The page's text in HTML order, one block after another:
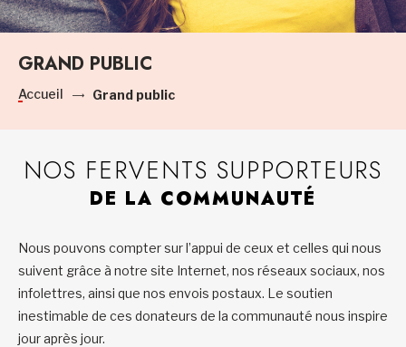
GRAND PUBLIC
Accueil Grand public
NOS FERVENTS SUPPORTEURS
DE LA COMMUNAUTÉ
Nous pouvons compter sur l’appui de ceux et celles qui nous
suivent grâce à notre site Internet, nos réseaux sociaux, nos
infolettres, ainsi que nos envois postaux. Le soutien
inestimable de ces donateurs de la communauté nous inspire
jour après jour.